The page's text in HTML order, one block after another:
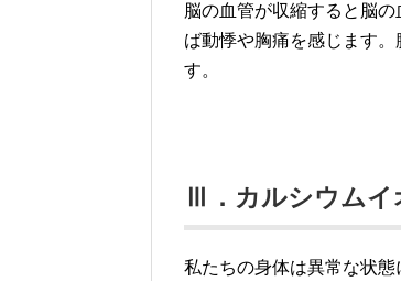
脳の血管が収縮すると脳
ば動悸や胸痛を感じます
す。
Ⅲ．カルシウムイ
私たちの身体は異常な状